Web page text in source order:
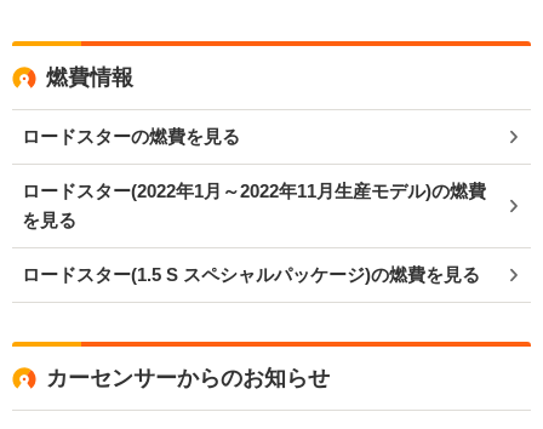
燃費情報
ロードスターの燃費を見る
ロードスター(2022年1月～2022年11月生産モデル)の燃費
を見る
ロードスター(1.5 S スペシャルパッケージ)の燃費を見る
カーセンサーからのお知らせ